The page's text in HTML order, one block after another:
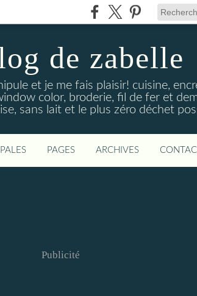
de zabelle
et je me fais plaisir! cuisine,
color, broderie, fil de fer et
sans lait et le plus zéro déchet
PAGES ARCHIVES
Publicité